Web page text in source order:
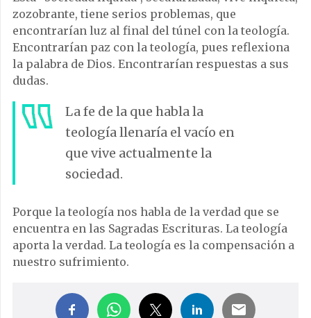
zozobrante, tiene serios problemas, que
encontrarían luz al final del túnel con la teología.
Encontrarían paz con la teología, pues reflexiona
la palabra de Dios. Encontrarían respuestas a sus
dudas.
La fe de la que habla la
teología llenaría el vacío en
que vive actualmente la
sociedad.
Porque la teología nos habla de la verdad que se
encuentra en las Sagradas Escrituras. La teología
aporta la verdad. La teología es la compensación a
nuestro sufrimiento.